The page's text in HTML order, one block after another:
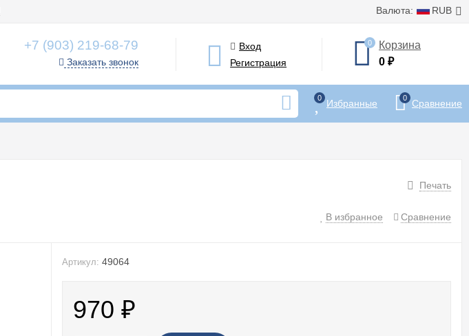
Валюта: RUB
+7 (903) 219-68-79
Заказать звонок
Вход
Регистрация
0
Корзина
0 ₽
0 Избранные 0 Сравнение
Печать
В избранное Сравнение
Артикул: 49064
970₽